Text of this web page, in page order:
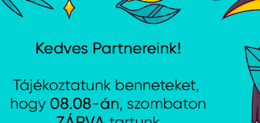
Szélesség
107
Magasság
39
64 g
A weboldalon esetlegesen előforduló elektronikus feltöltési,